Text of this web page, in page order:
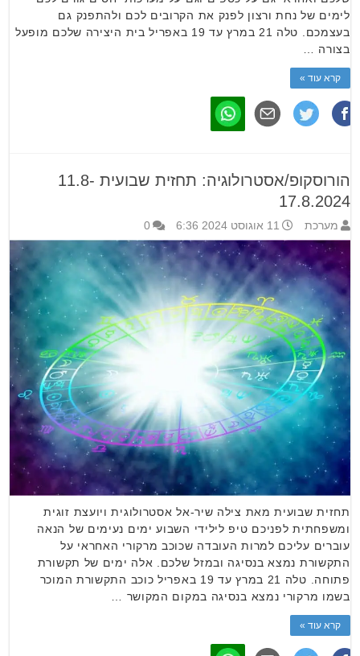
לימים של נחת ורצון לפנק את הקרובים לכם ולהתפנק גם
בעצמכם. טלה 21 במרץ עד 19 באפריל בית היצירה שלכם מופעל
בצורה …
קרא עוד »
הורוסקופ/אסטרולוגיה: תחזית שבועית 11.8-
17.8.2024
מערכת 11 אוגוסט 2024 6:36 0
תחזית שבועית מאת צילה שיר-אל אסטרולוגית ויועצת זוגית
ומשפחתית לפניכם טיפ לילידי השבוע ימים נעימים של הנאה
עוברים עליכם למרות העובדה שכוכב מרקורי האחראי על
התקשורת נמצא בנסיגה ובמזל שלכם. אלה ימים של תקשורת
פתוחה. טלה 21 במרץ עד 19 באפריל כוכב התקשורת המוכר
בשמו מרקורי נמצא בנסיגה במקום המקושר …
קרא עוד »